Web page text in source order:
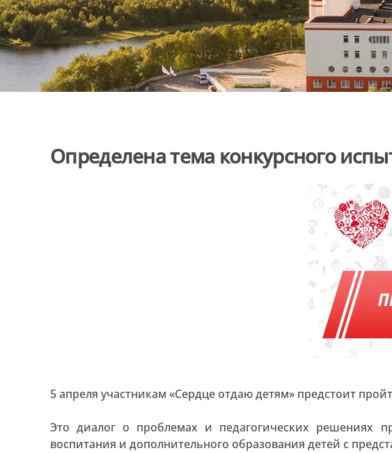
Определена тема конкурсного
5 апреля участникам «Сердце отдаю детям» предстоит
Это диалог о проблемах и педагогических решениях
воспитания и дополнительного образования детей с